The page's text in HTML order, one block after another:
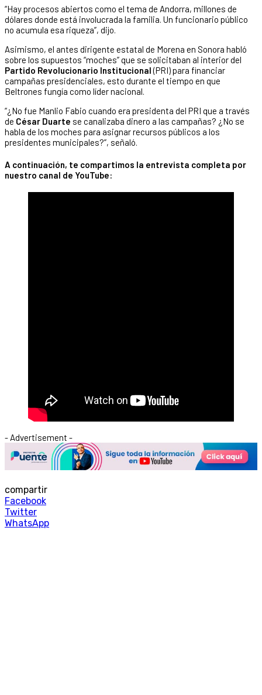
“Hay procesos abiertos como el tema de Andorra, millones de
dólares donde está involucrada la familia. Un funcionario público
no acumula esa riqueza”, dijo.
Asimismo, el antes dirigente estatal de Morena en Sonora habló
sobre los supuestos “moches” que se solicitaban al interior del
Partido Revolucionario Institucional(PRI) para financiar
campañas presidenciales, esto durante el tiempo en que
Beltrones fungía como líder nacional.
“¿No fue Manlio Fabio cuando era presidenta del PRI que a través
de César Duarte se canalizaba dinero a las campañas? ¿No se
habla de los moches para asignar recursos públicos a los
presidentes municipales?”, señaló.
A continuación, te compartimos la entrevista completa por
nuestro canal de YouTube:
- Advertisement -
compartir
Facebook
Twitter
WhatsApp